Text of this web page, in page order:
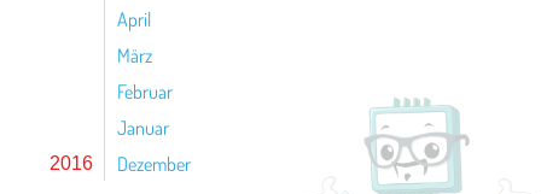
April
März
Februar
Januar
2016 Dezember